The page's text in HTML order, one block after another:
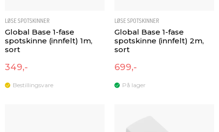
LØSE SPOTSKINNER
Global Base 1-fase
spotskinne (innfelt) 1m,
sort
349,-
Bestillingsvare
LØSE SPOTSKINNER
Global Base 1-fase
spotskinne (innfelt) 2m,
sort
699,-
På lager